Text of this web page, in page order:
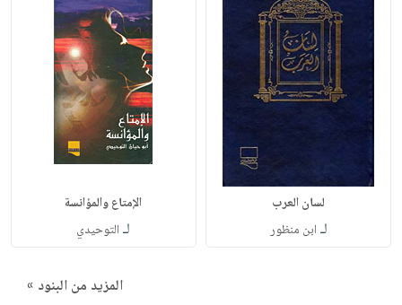
لسان العرب
لـ ابن منظور
الإمتاع والمؤانسة
لـ التوحيدي
المزيد من البنود »